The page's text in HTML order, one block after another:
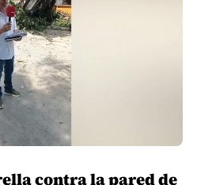
contra la pared de